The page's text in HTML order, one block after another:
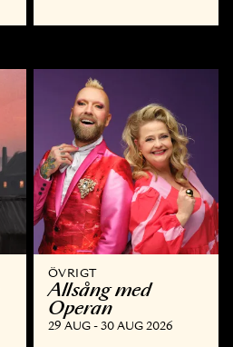
ÖVRIGT
Allsång med
Operan
29 AUG - 30 AUG 2026